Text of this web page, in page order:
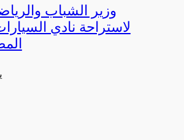
وزير الشباب
لاستراحة نادي